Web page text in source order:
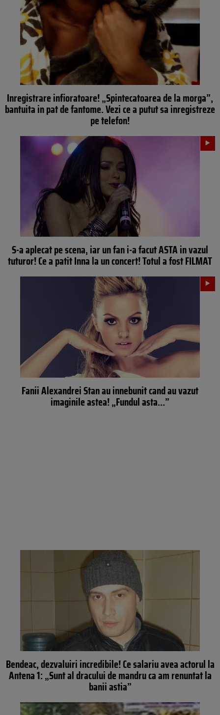
Inregistrare infioratoare! „Spintecatoarea de la morga”,
bantuita in pat de fantome. Vezi ce a putut sa inregistreze
pe telefon!
S-a aplecat pe scena, iar un fan i-a facut ASTA in vazul
tuturor! Ce a patit Inna la un concert! Totul a fost FILMAT
Fanii Alexandrei Stan au innebunit cand au vazut
imaginile astea! „Fundul asta…”
Bendeac, dezvaluiri incredibile! Ce salariu avea actorul la
Antena 1: „Sunt al dracului de mandru ca am renuntat la
banii astia”